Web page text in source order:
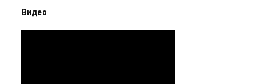
режима автоматически подбирают оптимальную
Видео